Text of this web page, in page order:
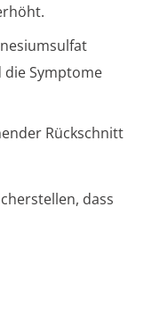
Symptome
Rückschnitt
dass